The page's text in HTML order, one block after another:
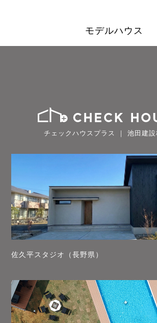
モデルハウス
チェックハウスプラス ｜ 池田建設
佐久平スタジオ（長野県）